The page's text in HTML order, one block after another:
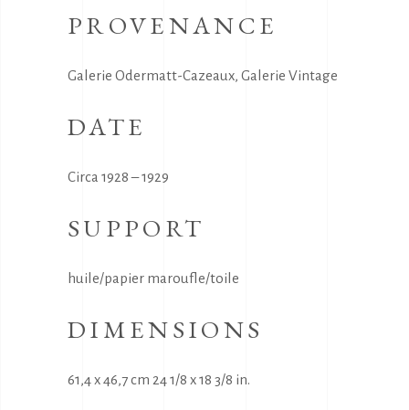
PROVENANCE
Galerie Odermatt-Cazeaux, Galerie Vintage
DATE
Circa 1928 – 1929
SUPPORT
huile/papier maroufle/toile
DIMENSIONS
61,4 x 46,7 cm 24 1/8 x 18 3/8 in.